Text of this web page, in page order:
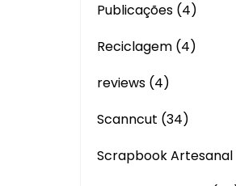
Publicações (4)
Reciclagem (4)
reviews (4)
Scanncut (34)
Scrapbook Artesanal